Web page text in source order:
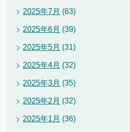
2025年7月 (63)
2025年6月 (39)
2025年5月 (31)
2025年4月 (32)
2025年3月 (35)
2025年2月 (32)
2025年1月 (36)